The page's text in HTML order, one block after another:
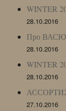
WINTER
28.10.2016
Про ВАСЮ
28.10.2016
WINTER
28.10.2016
27.10.2016